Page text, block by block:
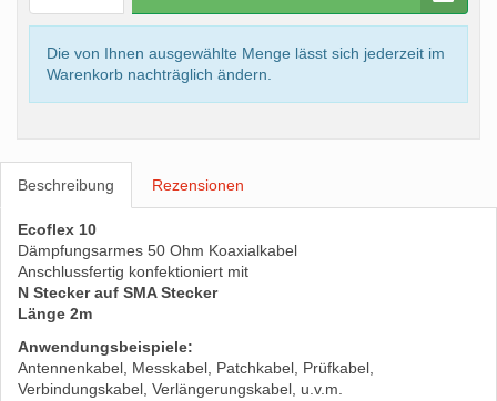
Die von Ihnen ausgewählte Menge lässt sich jederzeit im
Warenkorb nachträglich ändern.
Beschreibung Rezensionen
Ecoflex 10
Dämpfungsarmes 50 Ohm Koaxialkabel
Anschlussfertig konfektioniert mit
N Stecker auf SMA Stecker
Länge 2m
Anwendungsbeispiele:
Antennenkabel, Messkabel, Patchkabel, Prüfkabel,
Verbindungskabel, Verlängerungskabel, u.v.m.